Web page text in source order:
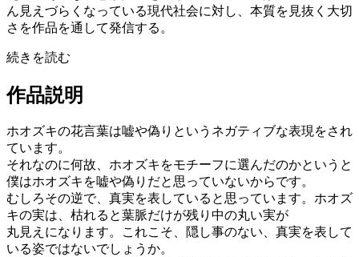
ん見えづらくなっている現代社会に対し、本質を⾒抜く⼤切
さを作品を通して発信する。
続きを読む
作品説明
ホオズキの花言葉は嘘や偽りというネガティブな表現をされ
ています。
それなのに何故、ホオズキをモチーフに選んだのかというと
僕はホオズキを嘘や偽りだと思っていないからです。
むしろその逆で、真実を表していると思っています。ホオズ
キの実は、枯れると葉脈だけが残り中の丸い実が
丸見えになります。これこそ、隠し事のない、真実を表して
いる姿ではないでしょうか。